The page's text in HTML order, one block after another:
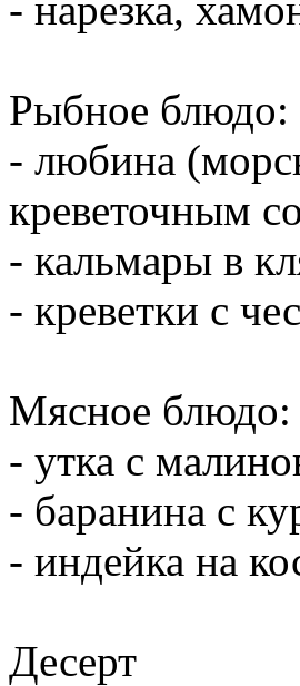
Рыбное блюдо:
- любина
креветочным
- кальмары в
- креветки с
Мясное блюдо:
- утка с
- баранина с
- индейка на
Десерт